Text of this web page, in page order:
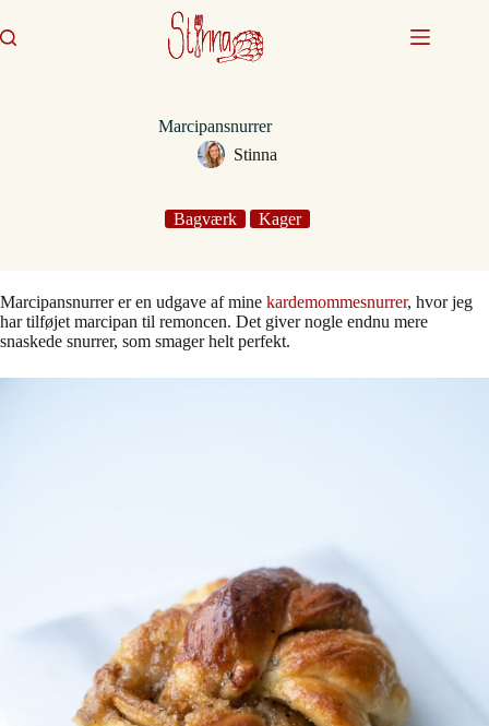
til
indhold
Marcipansnurrer
Stinna
Bagværk Kager
Marcipansnurrer er en udgave af mine kardemommesnurrer, hvor jeg
har tilføjet marcipan til remoncen. Det giver nogle endnu mere
snaskede snurrer, som smager helt perfekt.